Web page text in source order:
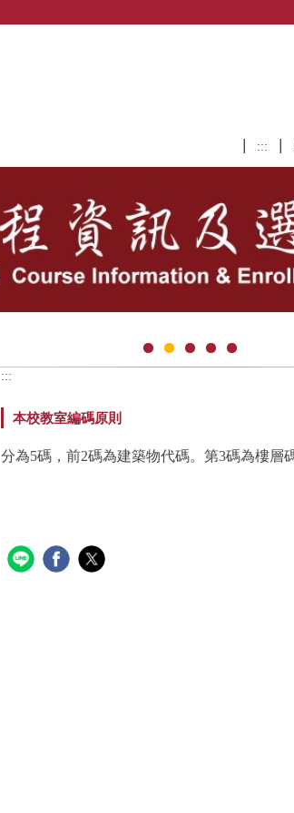
:::
:::
本校教室編碼原則
分為5碼，前2碼為建築物代碼。第3碼為樓層